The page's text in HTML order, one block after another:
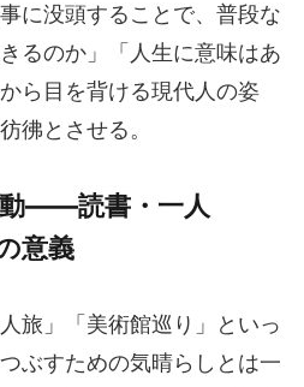
に没頭することで、普段な
るのか」「人生に意味はあ
ら目を背ける現代人の姿
彿とさせる。
――読書・一人
意義
旅」「美術館巡り」といっ
ぶすための気晴らしとは一